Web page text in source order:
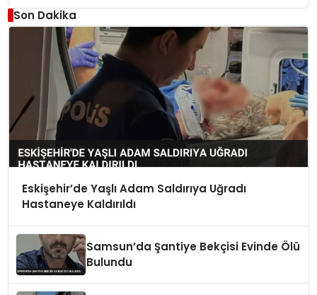
Son Dakika
Eskişehir’de Yaşlı Adam Saldırıya Uğradı
Hastaneye Kaldırıldı
Samsun’da Şantiye Bekçisi Evinde Ölü
Bulundu